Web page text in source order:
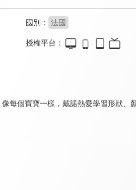
國別： 法國
授權平台：
每個寶寶一樣，戴諾熱愛學習形狀、